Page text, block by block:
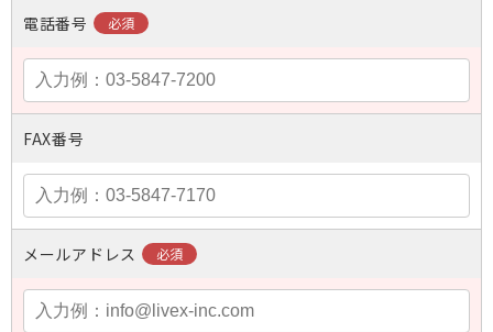
電話番号
FAX番号
メールアドレス